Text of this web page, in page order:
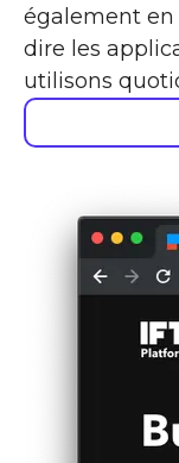
également en
dire les
utilisons